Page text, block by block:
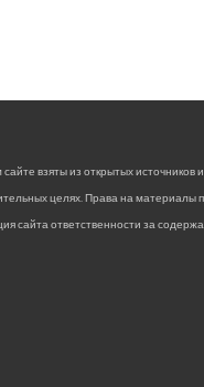
взяты из открытых источников
целях. Права на материалы
сайта ответственности за